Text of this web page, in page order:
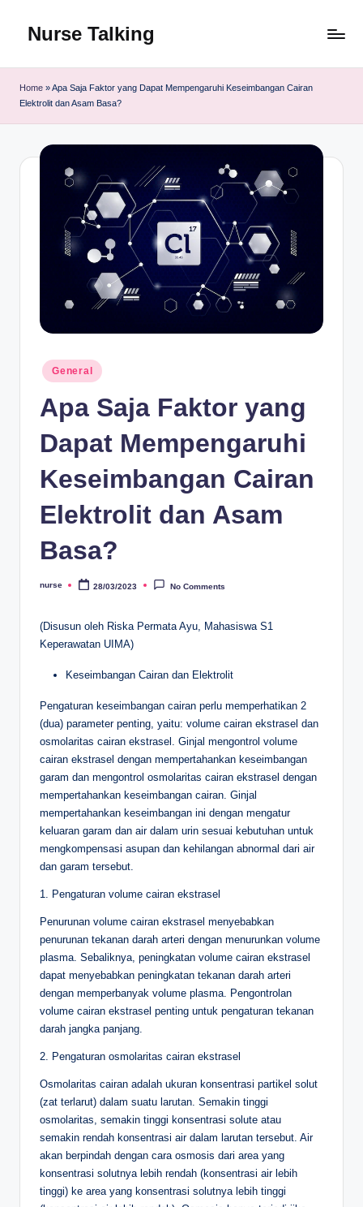
Nurse Talking
Home »Apa Saja Faktor yang Dapat Mempengaruhi Keseimbangan Cairan
Elektrolit dan Asam Basa?
Posted
in
General
Apa Saja Faktor yang
Dapat Mempengaruhi
Keseimbangan Cairan
Elektrolit dan Asam
Basa?
Posted
nurse 28/03/2023 No Comments
(Disusun oleh Riska Permata Ayu, Mahasiswa S1
Keperawatan UIMA)
Keseimbangan Cairan dan Elektrolit
Pengaturan keseimbangan cairan perlu memperhatikan 2
(dua) parameter penting, yaitu: volume cairan ekstrasel dan
osmolaritas cairan ekstrasel. Ginjal mengontrol volume
cairan ekstrasel dengan mempertahankan keseimbangan
garam dan mengontrol osmolaritas cairan ekstrasel dengan
mempertahankan keseimbangan cairan. Ginjal
mempertahankan keseimbangan ini dengan mengatur
keluaran garam dan air dalam urin sesuai kebutuhan untuk
mengkompensasi asupan dan kehilangan abnormal dari air
dan garam tersebut.
1. Pengaturan volume cairan ekstrasel
Penurunan volume cairan ekstrasel menyebabkan
penurunan tekanan darah arteri dengan menurunkan volume
plasma. Sebaliknya, peningkatan volume cairan ekstrasel
dapat menyebabkan peningkatan tekanan darah arteri
dengan memperbanyak volume plasma. Pengontrolan
volume cairan ekstrasel penting untuk pengaturan tekanan
darah jangka panjang.
2. Pengaturan osmolaritas cairan ekstrasel
Osmolaritas cairan adalah ukuran konsentrasi partikel solut
(zat terlarut) dalam suatu larutan. Semakin tinggi
osmolaritas, semakin tinggi konsentrasi solute atau
semakin rendah konsentrasi air dalam larutan tersebut. Air
akan berpindah dengan cara osmosis dari area yang
konsentrasi solutnya lebih rendah (konsentrasi air lebih
tinggi) ke area yang konsentrasi solutnya lebih tinggi